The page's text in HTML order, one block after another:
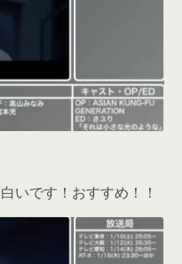
いです！おすすめ！！